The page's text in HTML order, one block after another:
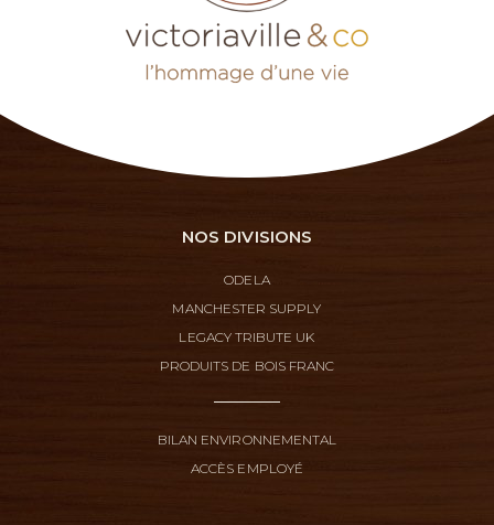
NOS DIVISIONS
ODELA
MANCHESTER SUPPLY
LEGACY TRIBUTE UK
PRODUITS DE BOIS FRANC
BILAN ENVIRONNEMENTAL
ACCÈS EMPLOYÉ